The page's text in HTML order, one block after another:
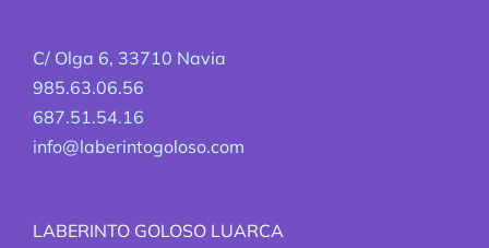
C/ Olga 6, 33710 Navia
985.63.06.56
687.51.54.16
info@laberintogoloso.com
LABERINTO GOLOSO LUARCA